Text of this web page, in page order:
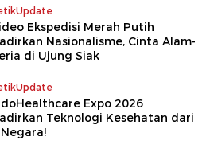
Ekspedisi Merah Putih
Nasionalisme, Cinta Alam-
di Ujung Siak
Expo 2026
Teknologi Kesehatan dari